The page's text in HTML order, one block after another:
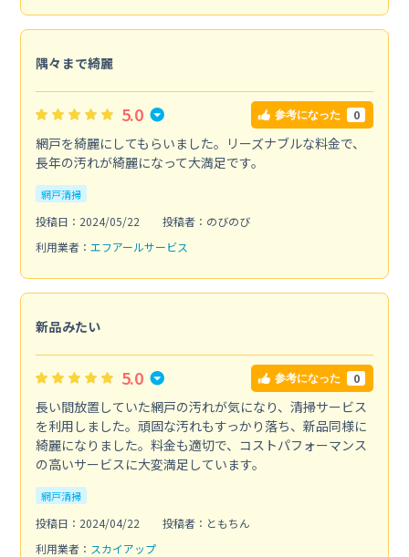
隅々まで綺麗
5.0 参考になった 0
網戸を綺麗にしてもらいました。リーズナブルな料金で、
長年の汚れが綺麗になって大満足です。
網戸清掃
投稿日：2024/05/22
投稿者：のびのび
利用業者： エフアールサービス
新品みたい
5.0 参考になった 0
長い間放置していた網戸の汚れが気になり、清掃サービス
を利用しました。頑固な汚れもすっかり落ち、新品同様に
綺麗になりました。料金も適切で、コストパフォーマンス
の高いサービスに大変満足しています。
網戸清掃
投稿日：2024/04/22
投稿者：ともちん
利用業者： スカイアップ